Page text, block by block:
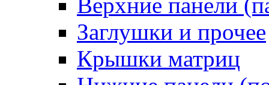
Заглушки и прочее
Крышки матриц